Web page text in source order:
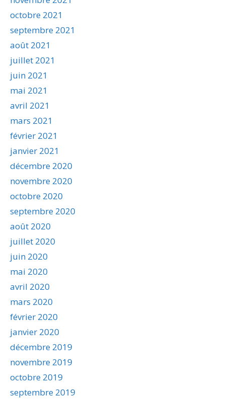
octobre 2021
septembre 2021
août 2021
juillet 2021
juin 2021
mai 2021
avril 2021
mars 2021
février 2021
janvier 2021
décembre 2020
novembre 2020
octobre 2020
septembre 2020
août 2020
juillet 2020
juin 2020
mai 2020
avril 2020
mars 2020
février 2020
janvier 2020
décembre 2019
novembre 2019
octobre 2019
septembre 2019